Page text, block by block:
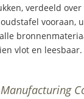
verdeeld
vooraan,
vlot en leesbaar.
Manufacturing